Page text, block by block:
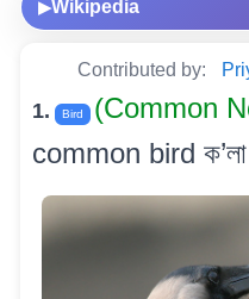
▶Wikipedia
Contributed by:
1. Bird (Common
common bird ক’লা